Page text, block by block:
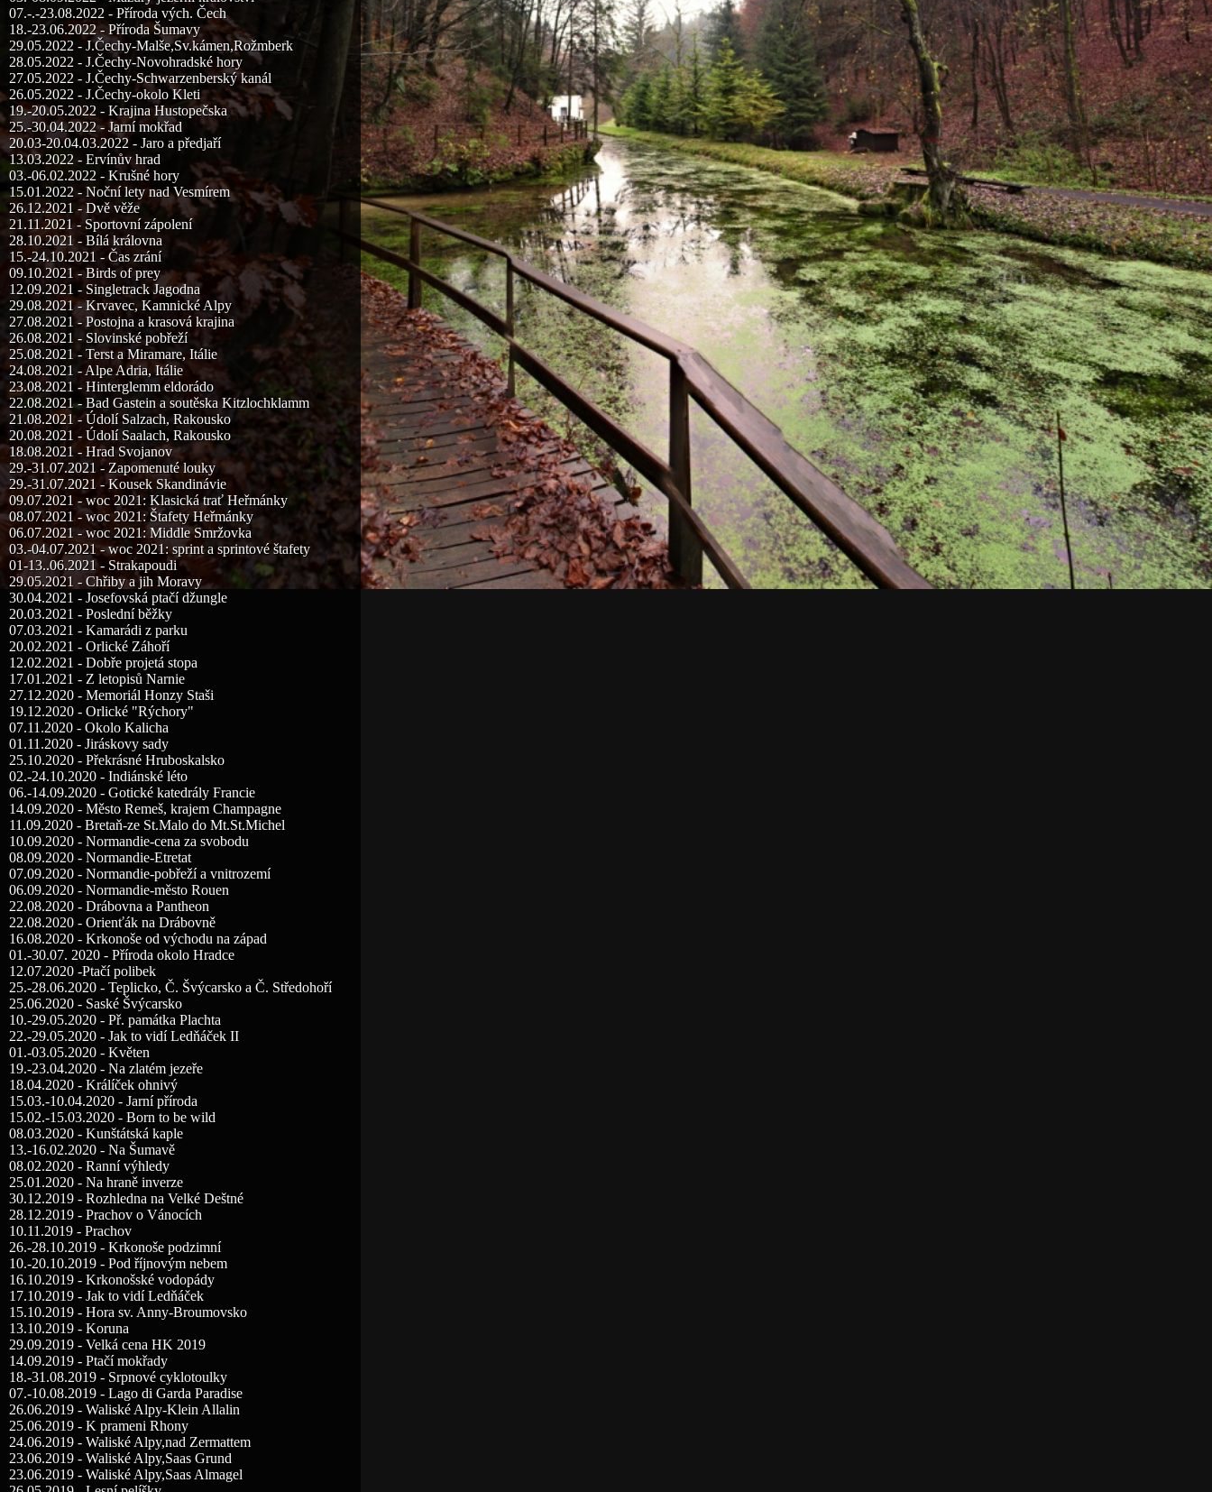
07.-.-23.08.2022 - Příroda vých. Čech
18.-23.06.2022 - Příroda Šumavy
29.05.2022 - J.Čechy-Malše,Sv.kámen,Rožmberk
28.05.2022 - J.Čechy-Novohradské hory
27.05.2022 - J.Čechy-Schwarzenberský kanál
26.05.2022 - J.Čechy-okolo Kleti
19.-20.05.2022 - Krajina Hustopečska
25.-30.04.2022 - Jarní mokřad
20.03-20.04.03.2022 - Jaro a předjaří
13.03.2022 - Ervínův hrad
03.-06.02.2022 - Krušné hory
15.01.2022 - Noční lety nad Vesmírem
26.12.2021 - Dvě věže
21.11.2021 - Sportovní zápolení
28.10.2021 - Bílá královna
15.-24.10.2021 - Čas zrání
09.10.2021 - Birds of prey
12.09.2021 - Singletrack Jagodna
29.08.2021 - Krvavec, Kamnické Alpy
27.08.2021 - Postojna a krasová krajina
26.08.2021 - Slovinské pobřeží
25.08.2021 - Terst a Miramare, Itálie
24.08.2021 - Alpe Adria, Itálie
23.08.2021 - Hinterglemm eldorádo
22.08.2021 - Bad Gastein a soutěska Kitzlochklamm
21.08.2021 - Údolí Salzach, Rakousko
20.08.2021 - Údolí Saalach, Rakousko
18.08.2021 - Hrad Svojanov
29.-31.07.2021 - Zapomenuté louky
29.-31.07.2021 - Kousek Skandinávie
09.07.2021 - woc 2021: Klasická trať Heřmánky
08.07.2021 - woc 2021: Štafety Heřmánky
06.07.2021 - woc 2021: Middle Smržovka
03.-04.07.2021 - woc 2021: sprint a sprintové štafety
01-13..06.2021 - Strakapoudi
29.05.2021 - Chřiby a jih Moravy
30.04.2021 - Josefovská ptačí džungle
20.03.2021 - Poslední běžky
07.03.2021 - Kamarádi z parku
20.02.2021 - Orlické Záhoří
12.02.2021 - Dobře projetá stopa
17.01.2021 - Z letopisů Narnie
27.12.2020 - Memoriál Honzy Staši
19.12.2020 - Orlické "Rýchory"
07.11.2020 - Okolo Kalicha
01.11.2020 - Jiráskovy sady
25.10.2020 - Překrásné Hruboskalsko
02.-24.10.2020 - Indiánské léto
06.-14.09.2020 - Gotické katedrály Francie
14.09.2020 - Město Remeš, krajem Champagne
11.09.2020 - Bretaň-ze St.Malo do Mt.St.Michel
10.09.2020 - Normandie-cena za svobodu
08.09.2020 - Normandie-Etretat
07.09.2020 - Normandie-pobřeží a vnitrozemí
06.09.2020 - Normandie-město Rouen
22.08.2020 - Drábovna a Pantheon
22.08.2020 - Orienťák na Drábovně
16.08.2020 - Krkonoše od východu na západ
01.-30.07. 2020 - Příroda okolo Hradce
12.07.2020 -Ptačí polibek
25.-28.06.2020 - Teplicko, Č. Švýcarsko a Č. Středohoří
25.06.2020 - Saské Švýcarsko
10.-29.05.2020 - Př. památka Plachta
22.-29.05.2020 - Jak to vidí Ledňáček II
01.-03.05.2020 - Květen
19.-23.04.2020 - Na zlatém jezeře
18.04.2020 - Králíček ohnivý
15.03.-10.04.2020 - Jarní příroda
15.02.-15.03.2020 - Born to be wild
08.03.2020 - Kunštátská kaple
13.-16.02.2020 - Na Šumavě
08.02.2020 - Ranní výhledy
25.01.2020 - Na hraně inverze
30.12.2019 - Rozhledna na Velké Deštné
28.12.2019 - Prachov o Vánocích
10.11.2019 - Prachov
26.-28.10.2019 - Krkonoše podzimní
10.-20.10.2019 - Pod říjnovým nebem
16.10.2019 - Krkonošské vodopády
17.10.2019 - Jak to vidí Ledňáček
15.10.2019 - Hora sv. Anny-Broumovsko
13.10.2019 - Koruna
29.09.2019 - Velká cena HK 2019
14.09.2019 - Ptačí mokřady
18.-31.08.2019 - Srpnové cyklotoulky
07.-10.08.2019 - Lago di Garda Paradise
26.06.2019 - Waliské Alpy-Klein Allalin
25.06.2019 - K prameni Rhony
24.06.2019 - Waliské Alpy,nad Zermattem
23.06.2019 - Waliské Alpy,Saas Grund
23.06.2019 - Waliské Alpy,Saas Almagel